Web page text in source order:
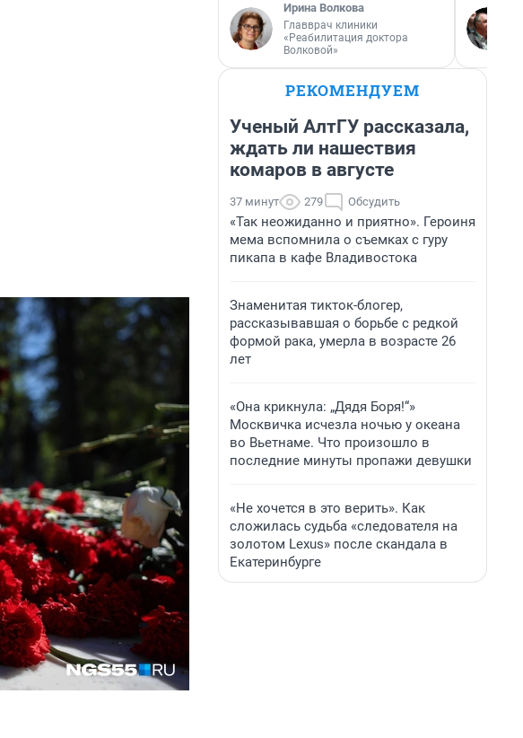
Ирина Волкова
Главврач клиники
«Реабилитация доктора
Волковой»
РЕКОМЕНДУЕМ
Ученый АлтГУ рассказала,
ждать ли нашествия
комаров в августе
37 минут 279 Обсудить
«Так неожиданно и приятно». Героиня
мема вспомнила о съемках с гуру
пикапа в кафе Владивостока
Знаменитая тикток-блогер,
рассказывавшая о борьбе с редкой
формой рака, умерла в возрасте 26
лет
«Она крикнула: „Дядя Боря!“»
Москвичка исчезла ночью у океана
во Вьетнаме. Что произошло в
последние минуты пропажи девушки
«Не хочется в это верить». Как
сложилась судьба «следователя на
золотом Lexus» после скандала в
Екатеринбурге